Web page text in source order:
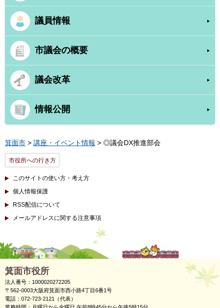
議員情報
市議会の概要
議会改革
情報公開
箕面市 > 講座・イベント情報 > ◎議会DX推進部会
市役所への行き方
このサイトの使い方・考え方
個人情報保護
RSS配信について
メールアドレスに関する注意事項
箕面市役所
法人番号：1000020272205
〒562-0003大阪府箕面市西小路4丁目6番1号
電話：072-723-2121（代表）